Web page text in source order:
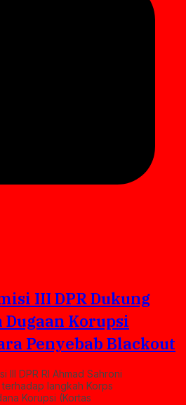
III DPR Dukung
Korupsi
Penyebab Blackout
III DPR RI Ahmad Sahroni
langkah Korps
Korupsi (Kortas